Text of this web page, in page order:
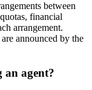
between
financial
arrangement.
announced by the
an agent?